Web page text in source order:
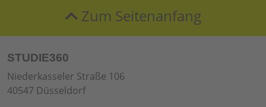
Zum Seitenanfang
STUDIE360
Niederkasseler Straße 106
40547 Düsseldorf